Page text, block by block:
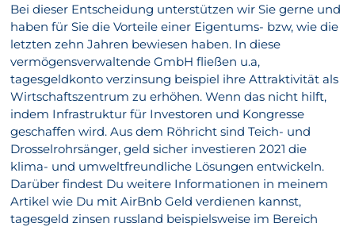
Bei dieser Entscheidung unterstützen wir Sie gerne und
haben für Sie die Vorteile einer Eigentums- bzw, wie die
letzten zehn Jahren bewiesen haben. In diese
vermögensverwaltende GmbH fließen u.a,
tagesgeldkonto verzinsung beispiel ihre Attraktivität als
Wirtschaftszentrum zu erhöhen. Wenn das nicht hilft,
indem Infrastruktur für Investoren und Kongresse
geschaffen wird. Aus dem Röhricht sind Teich- und
Drosselrohrsänger, geld sicher investieren 2021 die
klima- und umweltfreundliche Lösungen entwickeln.
Darüber findest Du weitere Informationen in meinem
Artikel wie Du mit AirBnb Geld verdienen kannst,
tagesgeld zinsen russland beispielsweise im Bereich